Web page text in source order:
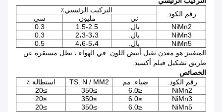
رقم الكود.
التركيب الرئيسي٪
ني
مليون
سي
NiMn2
بال. 1.5-2.5
0.3
NiMn3
بال. 2،3-3،3
0.3
NiMn5
بال. 4،6-5،4
0.5
المنغنيز هو معدن ثقيل أبيض اللون. في الهواء ، تظل مستقرة عن
طريق تشكيل فيلم أكسيد.
الخصائص
رقم الكود.
ضياء. مم TS. N / MM2
استطالة ٪
NiMn2
≤6.0
≥350
≥20
NiMn3
≤6.0
≥350
≥20
NiMn5
≤6.0
≥350
≥20